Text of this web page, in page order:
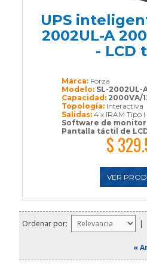
UPS
2002UL-A
- LCD
$
VER
Marca: Forza
Modelo: SL-2002UL-
Capacidad: 2000VA/
Topología: Interactiva
Salidas: 4 x IRAM Tipo I
Software de
Pantalla táctil de
Ordenar por: |
«